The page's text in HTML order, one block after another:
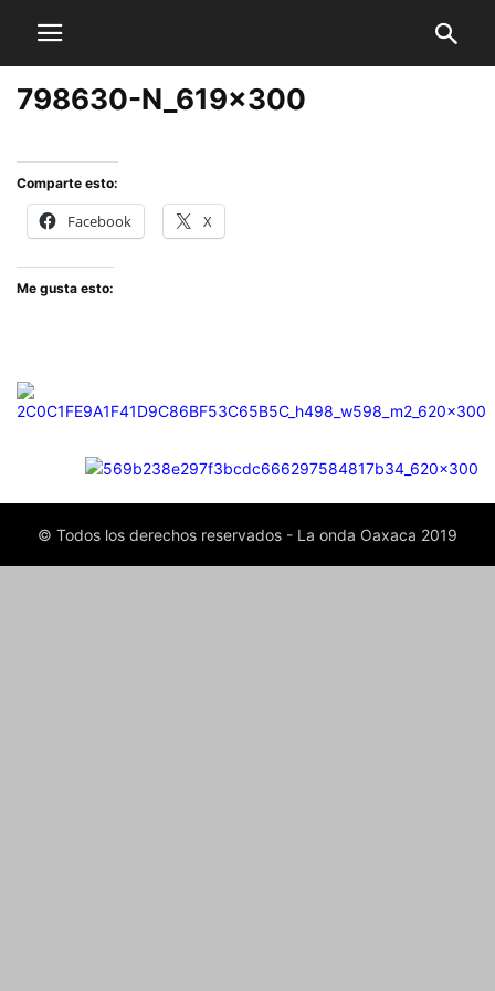
798630-N_619x300
Comparte esto:
Facebook X
Me gusta esto:
© Todos los derechos reservados - La onda Oaxaca 2019